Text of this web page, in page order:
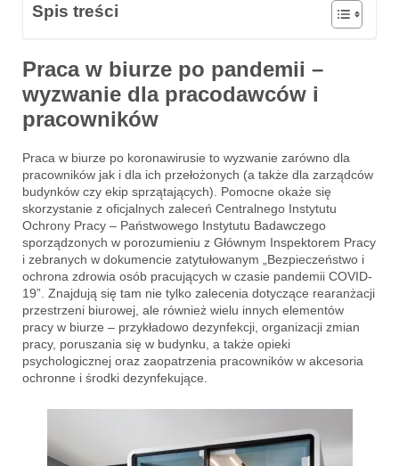
Spis treści
Praca w biurze po pandemii –
wyzwanie dla pracodawców i
pracowników
Praca w biurze po koronawirusie to wyzwanie zarówno dla
pracowników jak i dla ich przełożonych (a także dla zarządców
budynków czy ekip sprzątających). Pomocne okaże się
skorzystanie z oficjalnych zaleceń Centralnego Instytutu
Ochrony Pracy – Państwowego Instytutu Badawczego
sporządzonych w porozumieniu z Głównym Inspektorem Pracy
i zebranych w dokumencie zatytułowanym „Bezpieczeństwo i
ochrona zdrowia osób pracujących w czasie pandemii COVID-
19”. Znajdują się tam nie tylko zalecenia dotyczące rearanżacji
przestrzeni biurowej, ale również wielu innych elementów
pracy w biurze – przykładowo dezynfekcji, organizacji zmian
pracy, poruszania się w budynku, a także opieki
psychologicznej oraz zaopatrzenia pracowników w akcesoria
ochronne i środki dezynfekujące.